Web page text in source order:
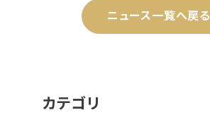
ニュース一覧へ戻る
カテゴリ